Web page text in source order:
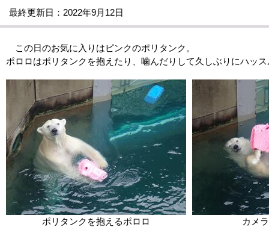
最終更新日：2022年9月12日
この日のお気に入りはピンクのポリタンク。
ポロロはポリタンクを抱えたり、噛んだりして久しぶりにハッ
ポリタンクを抱えるポロロ カメ